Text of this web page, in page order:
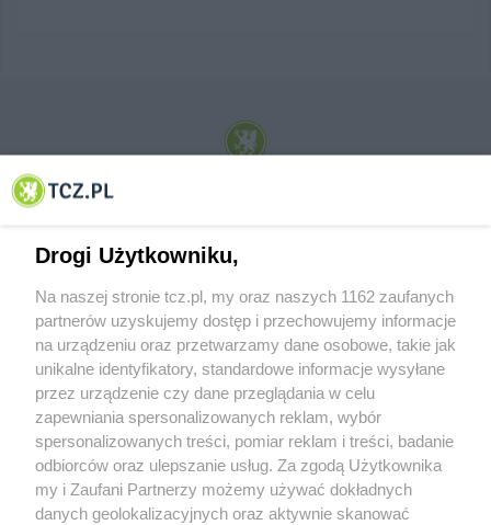
© 2001-2026 Tczew - TCZ.PL Sp. z o.o. Internetowy Serwis Informacyjny Miasta
O FIRMIE POLITYKA PRYWATNOŚCI HOSTING
REKLAMA WSPÓŁPRACA RSS FACEBOOK KONTAKT
Nasze serwisy
Drogi Użytkowniku,
Na naszej stronie tcz.pl, my oraz naszych 1162 zaufanych
partnerów uzyskujemy dostęp i przechowujemy informacje
na urządzeniu oraz przetwarzamy dane osobowe, takie jak
unikalne identyfikatory, standardowe informacje wysyłane
przez urządzenie czy dane przeglądania w celu
zapewniania spersonalizowanych reklam, wybór
spersonalizowanych treści, pomiar reklam i treści, badanie
odbiorców oraz ulepszanie usług. Za zgodą Użytkownika
my i Zaufani Partnerzy możemy używać dokładnych
danych geolokalizacyjnych oraz aktywnie skanować